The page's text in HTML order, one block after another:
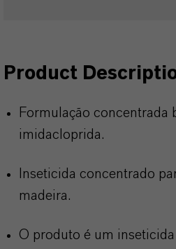
Product
Formulação concentrada
imidacloprida.
Inseticida concentrado
madeira.
O produto é um